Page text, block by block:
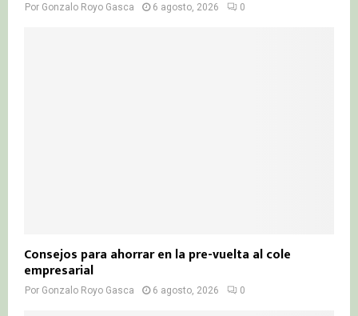
Por Gonzalo Royo Gasca 6 agosto, 2026 0
Consejos para ahorrar en la pre-vuelta al cole
empresarial
Por Gonzalo Royo Gasca 6 agosto, 2026 0